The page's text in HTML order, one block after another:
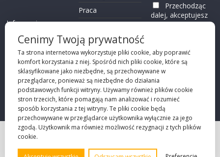
Informacje o
Przechodząc dalej,
akceptujeszpolity
kę prywatności
Praca
Kontakt
Przechodząc
dalej, akceptujesz
politykę
©2026 Robie Sp. z o.o.
Cenimy Twoją prywatność
Ta strona internetowa wykorzystuje pliki cookie, aby poprawić
komfort korzystania z niej. Spośród nich pliki cookie, które są
sklasyfikowane jako niezbędne, są przechowywane w
przeglądarce, ponieważ są niezbędne do działania
podstawowych funkcji witryny. Używamy również plików cookie
stron trzecich, które pomagają nam analizować i rozumieć
sposób korzystania z tej witryny. Te pliki cookie będą
przechowywane w przeglądarce użytkownika wyłącznie za jego
zgodą. Użytkownik ma również możliwość rezygnacji z tych plików
cookie.